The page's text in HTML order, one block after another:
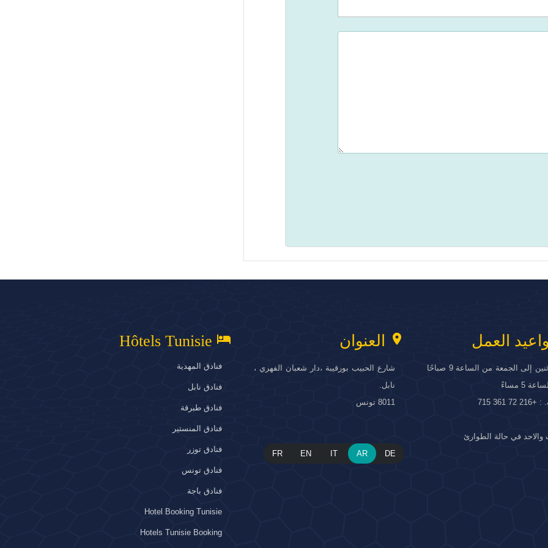
العمل
من الاثنين إلى الجمعة من الساعة 9 صباحًا
5 مساءً
361 715
والاحد في حالة الطوارئ
location_on العنوان
شارع الحبيب بورقيبة ،دار شعبان الفهري ،
نابل.
8011 تونس
FR EN IT AR DE
hotel
فنادق المهدية
فنادق نابل
فنادق طبرقة
فنادق المنستير
فنادق توزر
فنادق تونس
فنادق باجة
Hotel Booking Tunisie
Hotels Tunisie Booking